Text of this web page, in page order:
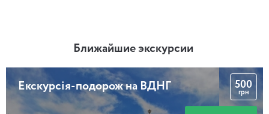
Ближайшие экскурсии
Екскурсія-подорож на ВДНГ 500
грн